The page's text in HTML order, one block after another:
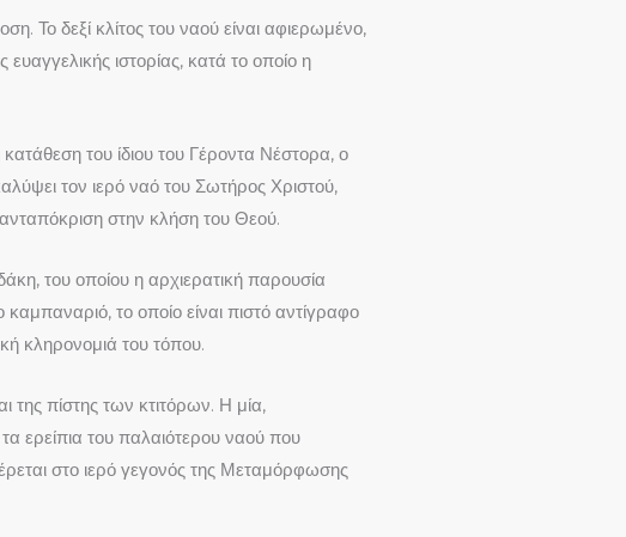
Το δεξί κλίτος του ναού είναι αφιερωμένο,
ιστορίας, κατά το οποίο η
του ίδιου του Γέροντα Νέστορα, ο
τον ιερό ναό του Σωτήρος Χριστού,
στην κλήση του Θεού.
του οποίου η αρχιερατική παρουσία
το οποίο είναι πιστό αντίγραφο
κληρονομιά του τόπου.
της πίστης των κτιτόρων. Η μία,
ερείπια του παλαιότερου ναού που
στο ιερό γεγονός της Μεταμόρφωσης